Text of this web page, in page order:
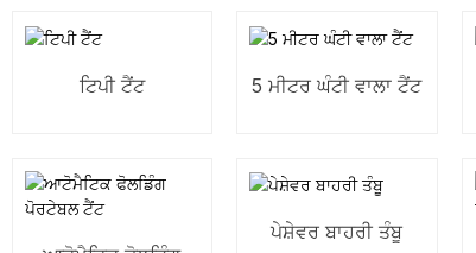
ਟਿਪੀ ਟੈਂਟ 5 ਮੀਟਰ ਘੰਟੀ ਵਾਲਾ ਟੈਂਟ
ਪੇਸ਼ੇਵਰ ਬਾਹਰੀ ਤੰਬੂ